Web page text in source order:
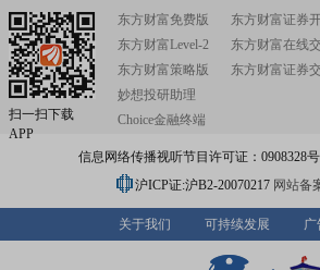
扫一扫下载
APP
东方财富免费版
东方财富Level-2
东方财富策略版
妙想投研助理
Choice金融终端
东方财富证券
东方财富在线
东方财富证券
信息网络传播视听节目许可证：0908328
沪ICP证:沪B2-20070217 网站备
关于我们 可持续发展 广